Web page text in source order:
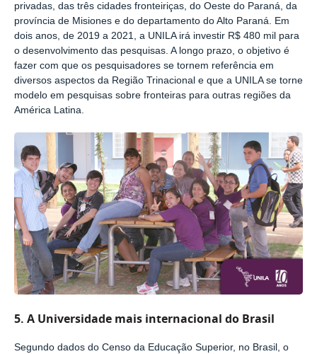
privadas, das três cidades fronteiriças, do Oeste do Paraná, da
província de Misiones e do departamento do Alto Paraná. Em
dois anos, de 2019 a 2021, a UNILA irá investir R$ 480 mil para
o desenvolvimento das pesquisas. A longo prazo, o objetivo é
fazer com que os pesquisadores se tornem referência em
diversos aspectos da Região Trinacional e que a UNILA se torne
modelo em pesquisas sobre fronteiras para outras regiões da
América Latina.
5. A Universidade mais internacional do Brasil
Segundo dados do Censo da Educação Superior, no Brasil, o